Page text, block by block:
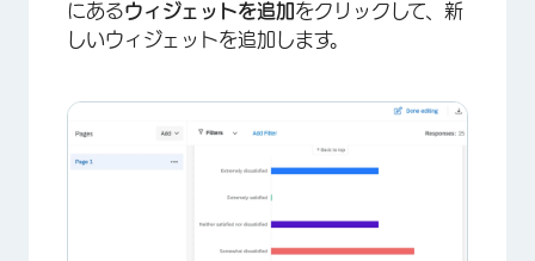
×
にあるウィジェットを追加をクリックして、新
しいウィジェットを追加します。